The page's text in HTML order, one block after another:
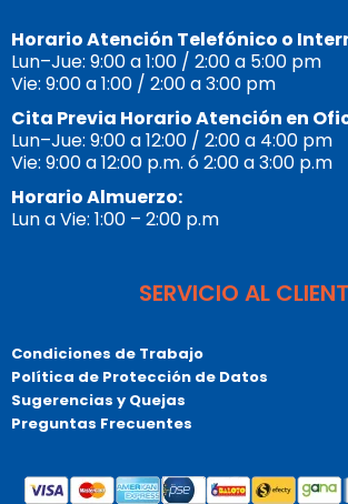
Horario Atención Telefónico o
Lun–Jue: 9:00 a 1:00 / 2:00 a 5:00 pm
Vie: 9:00 a 1:00 / 2:00 a 3:00 pm
Cita Previa Horario Atención en
Lun–Jue: 9:00 a 12:00 / 2:00 a 4:00 pm
Vie: 9:00 a 12:00 p.m. ó 2:00 a 3:00 p.m
Horario Almuerzo:
Lun a Vie: 1:00 – 2:00 p.m
SERVICIO AL
Condiciones de Trabajo
Política de Protección de Datos
Sugerencias y Quejas
Preguntas Frecuentes